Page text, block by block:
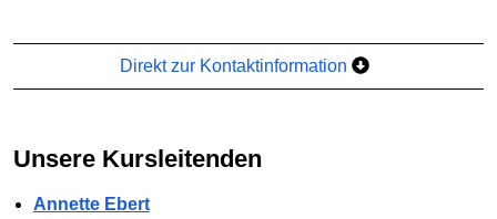
Direkt zur Kontaktinformation
Unsere Kursleitenden
Annette Ebert